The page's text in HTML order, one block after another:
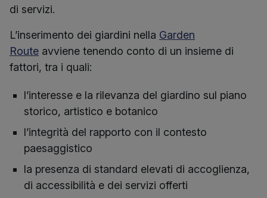
di servizi.
L’inserimento dei giardini nella Garden
Route avviene tenendo conto di un insieme di
fattori, tra i quali:
l’interesse e la rilevanza del giardino sul piano
storico, artistico e botanico
l’integrità del rapporto con il contesto
paesaggistico
la presenza di standard elevati di accoglienza,
di accessibilità e dei servizi offerti